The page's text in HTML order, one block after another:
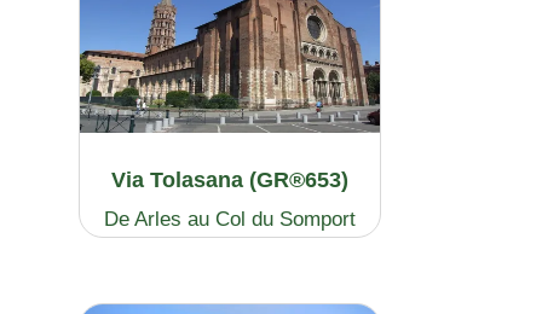
Via Tolasana (GR®653)
De Arles au Col du Somport